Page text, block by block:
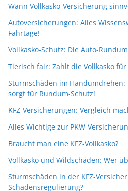
Wann Vollkasko-Versicherung
Autoversicherungen: Alles
Fahrtage!
Vollkasko-Schutz: Die Auto-
Tierisch fair: Zahlt die Vollkasko
Sturmschäden im Handumdrehen:
sorgt für Rundum-Schutz!
KFZ-Versicherungen: Vergleich
Alles Wichtige zur PKW-
Braucht man eine KFZ-Vollkasko?
Vollkasko und Wildschäden: Wer
Sturmschäden in der KFZ-
Schadensregulierung?